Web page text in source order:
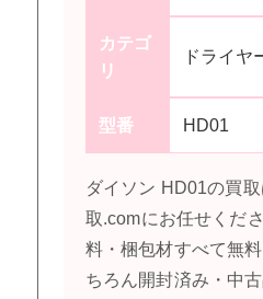
カテゴ
リ
ドライヤ
型番 HD01
ダイソン HD01の買
取.comにお任せくだ
料・梱包材すべて無
ちろん開封済み・中